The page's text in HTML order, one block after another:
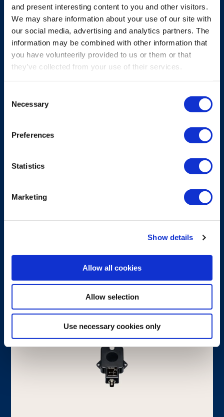
and present interesting content to you and other visitors.
We may share information about your use of our site with
our social media, advertising and analytics partners. The
information may be combined with other information that
you have volunteerily provided to us or them or that
they’ve collected from your use of their services.
Selection
Necessary
Preferences
Statistics
Marketing
Show details
Allow all cookies
Allow selection
Use necessary cookies only
SOLUZIONI DI SISTEMA
Sensore d’angolo CAN bus ridondante su due